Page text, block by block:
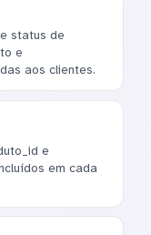
status de
e
aos clientes.
e
em cada